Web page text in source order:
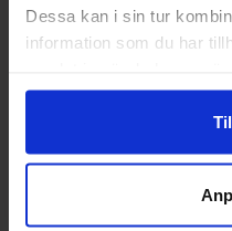
Dessa kan i sin tur
information som du har
Kjøp
Andre